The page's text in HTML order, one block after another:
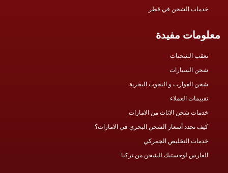
خدمات الشحن في قطر
معلومات مفيدة
تعقب الشحنات
شحن السيارات
شحن القوارب و اليخوت البحرية
تقييمات العملاء
خدمات شحن الاثاث من الامارات
كيف تحدد أسعار الشحن البحري في الامارات؟
خدمات التخليص الجمركي
الفارس لوجستيك للشحن من تركيا